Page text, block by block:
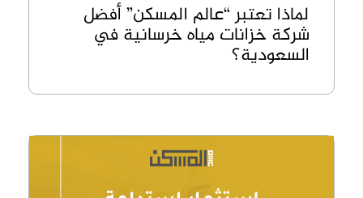
لماذا تعتبر “عالم المسكن” أفضل
شركة خزانات مياه خرسانية في
السعودية؟